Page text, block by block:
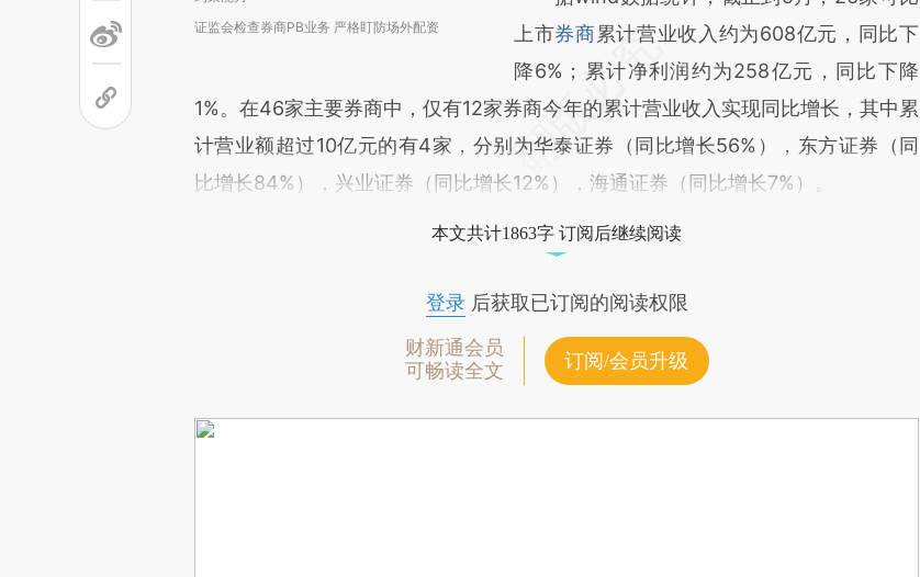
证监会检查券商PB业务 严格盯防场外配资
上市券商累计营业收入约为608亿元，同比下
降6%；累计净利润约为258亿元，同比下降
1%。在46家主要券商中，仅有12家券商今年的累计营业收入实现同比增长，其中累
计营业额超过10亿元的有4家，分别为华泰证券（同比增长56%），东方证券（同
比增长84%），兴业证券（同比增长12%），海通证券（同比增长7%）。
本文共计1863字 订阅后继续阅读
登录后获取已订阅的阅读权限
财新通会员
可畅读全文
订阅/会员升级